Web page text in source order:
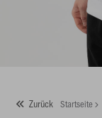
Zurück Startseite